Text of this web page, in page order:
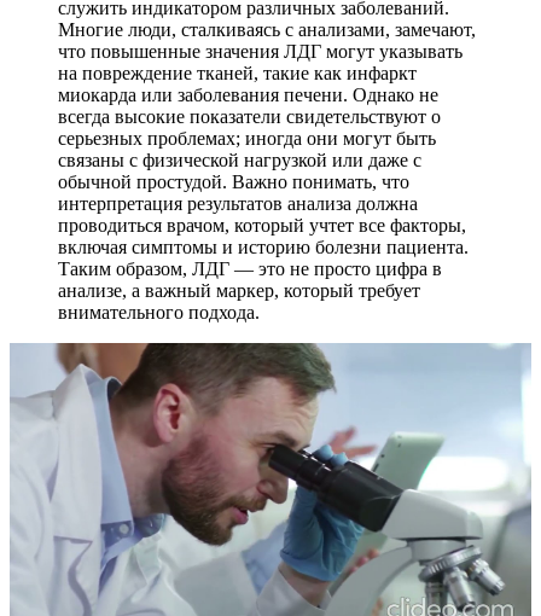
служить индикатором различных заболеваний.
Многие люди, сталкиваясь с анализами, замечают,
что повышенные значения ЛДГ могут указывать
на повреждение тканей, такие как инфаркт
миокарда или заболевания печени. Однако не
всегда высокие показатели свидетельствуют о
серьезных проблемах; иногда они могут быть
связаны с физической нагрузкой или даже с
обычной простудой. Важно понимать, что
интерпретация результатов анализа должна
проводиться врачом, который учтет все факторы,
включая симптомы и историю болезни пациента.
Таким образом, ЛДГ — это не просто цифра в
анализе, а важный маркер, который требует
внимательного подхода.